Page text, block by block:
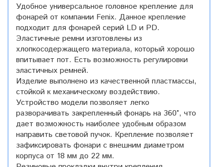
Удобное универсальное головное крепление для
фонарей от компании Fenix. Данное крепление
подходит для фонарей серий LD и PD.
Эластичные ремни изготовлены из
хлопкосодержащего материала, который хорошо
впитывает пот. Есть возможность регулировки
эластичных ремней.
Изделие выполнено из качественной пластмассы,
стойкой к механическому воздействию.
Устройство модели позволяет легко
разворачивать закрепленный фонарь на 360°, что
дает возможность наиболее удобным образом
направить световой пучок. Крепление позволяет
зафиксировать фонари с внешним диаметром
корпуса от 18 мм до 22 мм.